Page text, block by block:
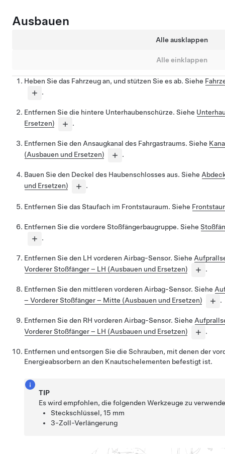
Ausbauen
Alle ausklappen
Alle einklappen
Heben Sie das Fahrzeug an, und stützen Sie es ab. Siehe
.
Entfernen Sie die hintere Unterhaubenschürze. Siehe
Ersetzen)
.
Entfernen Sie den Ansaugkanal des Fahrgastraums. Siehe
(Ausbauen und Ersetzen)
.
Bauen Sie den Deckel des Haubenschlosses aus. Siehe
und Ersetzen)
.
Entfernen Sie das Staufach im Frontstauraum. Siehe
Entfernen Sie die vordere Stoßfängerbaugruppe. Siehe
.
Entfernen Sie den LH vorderen Airbag-Sensor. Siehe
Vorderer Stoßfänger – LH (Ausbauen und Ersetzen)
.
Entfernen Sie den mittleren vorderen Airbag-Sensor. Siehe
– Vorderer Stoßfänger – Mitte (Ausbauen und Ersetzen)
.
Entfernen Sie den RH vorderen Airbag-Sensor. Siehe
Vorderer Stoßfänger – LH (Ausbauen und Ersetzen)
.
Entfernen und entsorgen Sie die Schrauben, mit denen der
Energieabsorbern an den Knautschelementen befestigt ist.
TIP
Es wird empfohlen, die folgenden Werkzeuge zu
Steckschlüssel, 15 mm
3-Zoll-Verlängerung